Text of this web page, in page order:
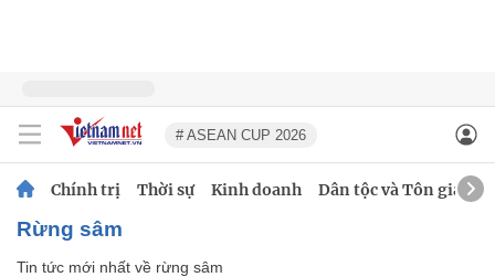
# ASEAN CUP 2026
Chính trị Thời sự Kinh doanh Dân tộc và Tôn giáo
rừng sâm
Tin tức mới nhất về rừng sâm